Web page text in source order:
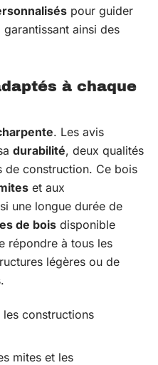
pour guider
ainsi des
à chaque
. Les avis
durabilité, deux qualités
de construction. Ce bois
et aux
une longue durée de
de bois disponible
répondre à tous les
légères ou de
constructions
mites et les